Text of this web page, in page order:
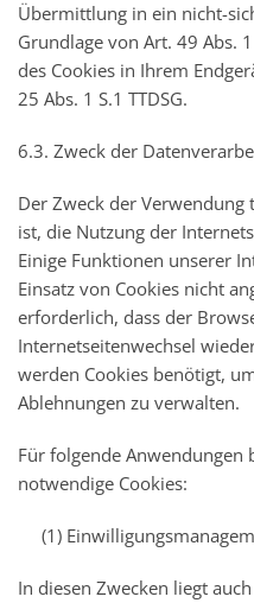
Übermittlung in ein nicht-
Grundlage von Art. 49 Abs.
des Cookies in Ihrem
25 Abs. 1 S.1 TTDSG.
6.3. Zweck der
Der Zweck der
ist, die Nutzung der
Einige Funktionen unserer
Einsatz von Cookies nicht
erforderlich, dass der
Internetseitenwechsel
werden Cookies benötigt,
Ablehnungen zu verwalten.
Für folgende Anwendungen
notwendige Cookies:
(1)
In diesen Zwecken liegt